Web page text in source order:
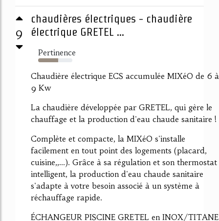
9
chaudières électriques - chaudière
électrique GRETEL ...
Pertinence
59%
Chaudière électrique ECS accumulée MIXéO de 6 à
9 Kw
La chaudière développée par GRETEL, qui gère le
chauffage et la production d'eau chaude sanitaire !
Complète et compacte, la MIXéO s'installe
facilement en tout point des logements (placard,
cuisine,,...). Grâce à sa régulation et son thermostat
intelligent, la production d'eau chaude sanitaire
s'adapte à votre besoin associé à un système à
réchauffage rapide.
ÉCHANGEUR PISCINE GRETEL en INOX/TITANE